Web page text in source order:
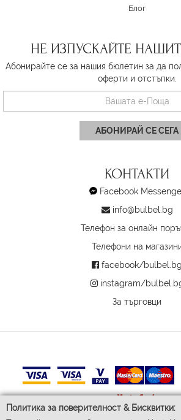
Политика за поверителност & Бисквитки:
Блог
НЕ ИЗПУСКАЙТЕ
Абонирайте се за нашия бюлетин за да
оферти и отстъпки.
АБОНИРАЙ СЕ СЕГА
КОНТАКТИ
Facebook
info@bulbel.bg
Телефон за онлайн
Телефони на
facebook/bulbel.bg
instagram/
За търговци